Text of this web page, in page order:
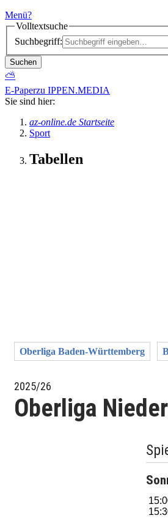
Menü?
Volltextsuche
Suchbegriff:
Suchen
⛅
E-Paperzu IPPEN.MEDIA
Sie sind hier:
az-online.de Startseite
Sport
Tabellen
Oberliga Baden-Württemberg
2025/26
Oberliga